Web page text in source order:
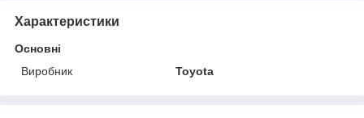
Характеристики
Основні
Виробник
Toyota